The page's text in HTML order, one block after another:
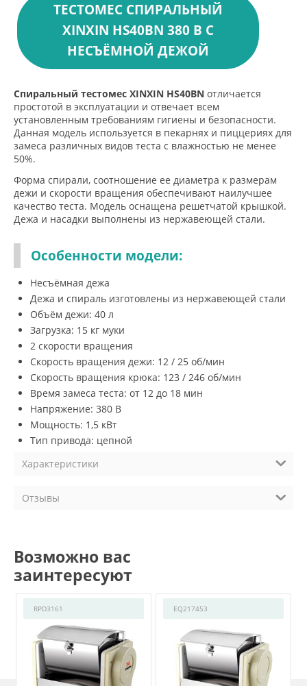
ТЕСТОМЕС СПИРАЛЬНЫЙ
XINXIN HS40BN 380 B С
НЕСЪЁМНОЙ ДЕЖОЙ
Спиральный тестомес XINXIN HS40BN отличается
простотой в эксплуатации и отвечает всем
установленным требованиям гигиены и безопасности.
Данная модель используется в пекарнях и пиццериях для
замеса различных видов теста с влажностью не менее
50%.
Форма спирали, соотношение ее диаметра к размерам
дежи и скорости вращения обеспечивают наилучшее
качество теста. Модель оснащена решетчатой крышкой.
Дежа и насадки выполнены из нержавеющей стали.
Особенности модели:
Несъёмная дежа
Дежа и спираль изготовлены из нержавеющей стали
Объём дежи: 40 л
Загрузка: 15 кг муки
2 скорости вращения
Скорость вращения дежи: 12 / 25 об/мин
Скорость вращения крюка: 123 / 246 об/мин
Время замеса теста: от 12 до 18 мин
Напряжение: 380 В
Мощность: 1,5 кВт
Тип привода: цепной
Характеристики
Отзывы
Возможно вас
заинтересуют
RPD3161 EQ217453